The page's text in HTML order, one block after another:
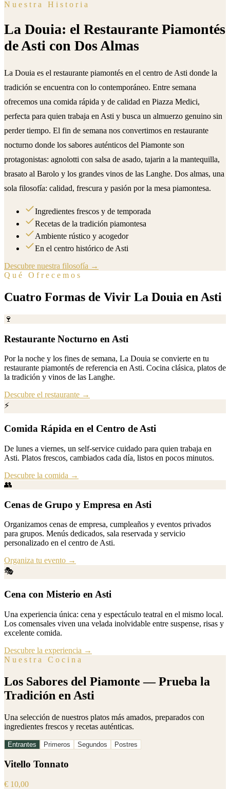
Nuestra Historia
La Douia: el Restaurante Piamontés
de Asti con Dos Almas
La Douia es el restaurante piamontés en el centro de Asti donde la
tradición se encuentra con lo contemporáneo. Entre semana
ofrecemos una comida rápida y de calidad en Piazza Medici,
perfecta para quien trabaja en Asti y busca un almuerzo genuino sin
perder tiempo. El fin de semana nos convertimos en restaurante
nocturno donde los sabores auténticos del Piamonte son
protagonistas: agnolotti con salsa de asado, tajarin a la mantequilla,
brasato al Barolo y los grandes vinos de las Langhe. Dos almas, una
sola filosofía: calidad, frescura y pasión por la mesa piamontesa.
Ingredientes frescos y de temporada
Recetas de la tradición piamontesa
Ambiente rústico y acogedor
En el centro histórico de Asti
Descubre nuestra filosofía →
Qué Ofrecemos
Cuatro Formas de Vivir La Douia en Asti
🍷
Restaurante Nocturno en Asti
Por la noche y los fines de semana, La Douia se convierte en tu
restaurante piamontés de referencia en Asti. Cocina clásica, platos de
la tradición y vinos de las Langhe.
Descubre el restaurante →
⚡
Comida Rápida en el Centro de Asti
De lunes a viernes, un self-service cuidado para quien trabaja en
Asti. Platos frescos, cambiados cada día, listos en pocos minutos.
Descubre la comida →
👥
Cenas de Grupo y Empresa en Asti
Organizamos cenas de empresa, cumpleaños y eventos privados
para grupos. Menús dedicados, sala reservada y servicio
personalizado en el centro de Asti.
Organiza tu evento →
🎭
Cena con Misterio en Asti
Una experiencia única: cena y espectáculo teatral en el mismo local.
Los comensales viven una velada inolvidable entre suspense, risas y
excelente comida.
Descubre la experiencia →
Nuestra Cocina
Los Sabores del Piamonte — Prueba la
Tradición en Asti
Una selección de nuestros platos más amados, preparados con
ingredientes frescos y recetas auténticas.
Entrantes Primeros Segundos Postres
Vitello Tonnato
€ 10,00